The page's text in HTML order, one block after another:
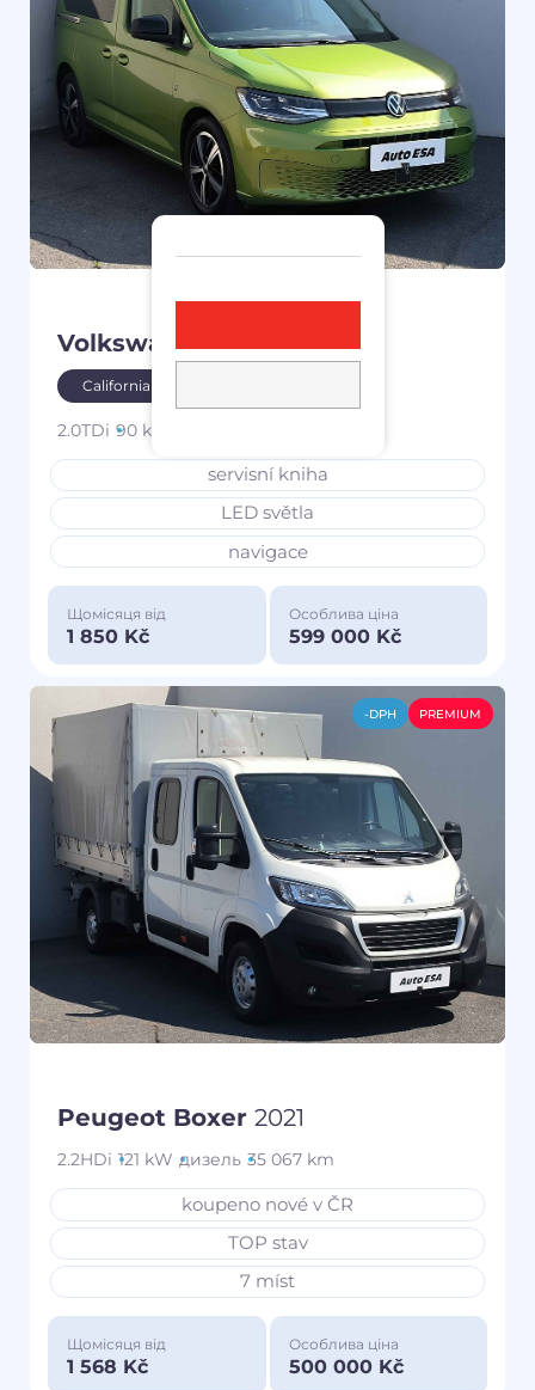
Volkswagen Caddy2021
California
2.0TDi 90 kW
servisní kniha
LED světla
navigace
Щомісяця від
1 850 Kč
Особлива ціна
599 000 Kč
-DPH PREMIUM
Peugeot Boxer 2021
2.2HDi 121 kW дизель 35 067 km
koupeno nové v ČR
TOP stav
7 míst
Щомісяця від
1 568 Kč
Особлива ціна
500 000 Kč